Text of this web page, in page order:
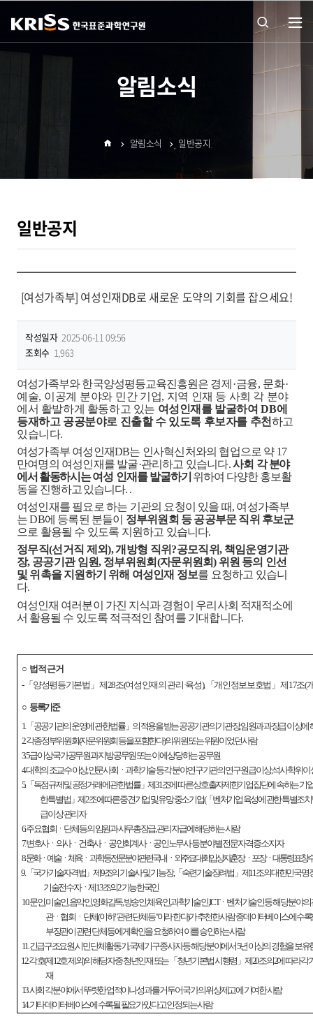
열기
알림소식
일반공지
알림소식 일반공지
[여성가족부] 여성인재DB로 새로운 도약의 기회를 잡으세요!
작성일자 2025-06-11 09:56
조회수 1,963
여성가족부와 한국양성평등교육진흥원은 경제 ·금융, 문화·
예술, 이공계 분야와 민간 기업, 지역 인재 등 사회 각 분야
에서 활발하게 활동하고 있는 여성인재를 발굴하여DB에
등재하고 공공분야로 진출할 수 있도록 후보자를 추천하고
있습니다.
여성가족부 여성인재DB는 인사혁신처와의 협업으로 약 17
만여명의 여성인재를 발굴·관리하고 있습니다.사회 각 분야
에서 활동하시는 여성 인재를 발굴하기 위하여 다양한 홍보활
동을 진행하고 있습니다. .
여성인재를 필요로 하는 기관의 요청이 있을 때, 여성가족부
는DB에 등록된 분들이 정부위원회 등 공공부문 직위 후보군
으로 활용될 수 있도록 지원하고 있습니다.
정무직(선거직 제외),개방형 직위 ?공모직위,책임운영기관
장, 공공기관 임원, 정부위원회 (자문위원회) 위원 등의 인선
및 위촉을 지원하기 위해 여성인재 정보를 요청하고 있습니
다.
여성인재 여러분이 가진 지식과 경험이 우리사회 적재적소에
서 활용될 수 있도록 적극적인 참여를 기대합니다.
○ 법적근거
- 「 양성평등기본법 」제 28조(여성인재의 관리 ·육성), 「개인정보보호법 」제 17조(
○ 등록기준
1.「 공공기관의 운영에 관한 법률」 의 적용을 받는 공공기관의 기관장,임원과 과장급 이상에
2.각종 정부위원회(자문위원회 등을 포함한다)의 위원 또는 위원이었던 사람
3. 5급 이상 국가공무원과 지방공무원 또는 이에 상당하는 공무원
4.대학의 조교수 이상,인문사회ㆍ과학기술 등 각 분야 연구기관의 연구원급 이상,석사 학위 이
5.「 독점규제 및 공정거래에 관한 법률」제31조에 따른 상호출자제한기업집단에 속하는 기
한 특별법」제2조에 따른 중견기업 및 유망 중소기업(「 벤처기업 육성에 관한 특별조
급 이상 관리자
6.주요 협회ㆍ단체 등의 임원과 사무총장급,관리자급에 해당하는 사람
7.변호사ㆍ의사ㆍ건축사ㆍ공인회계사ㆍ공인노무사 등 분야별 전문 자격증 소지자
8.문화ㆍ예술ㆍ체육ㆍ과학 등 전문분야 관련 국내ㆍ외 주요대회 입상자훈장ㆍ포장ㆍ대통령 표창
9.「국가기술자격법」제 9조의 기술사 및 기능장,「 숙련기술장려법」 제 11조의 대한민국명
기술전수자ㆍ제 13조의2기능한국인
10.문인,미술인,음악인,영화감독,방송인,체육인,과학기술인, ICTㆍ벤처기술인 등 해당 분야
관ㆍ협회ㆍ단체(이하"관련 단체 등"이라 한다)가 추천한 사람 중 데이터베이스에 수
부장관이 관련 단체 등에게 확인을 요청하여 이를 승인하는 사람
11.긴급구조요원,시민단체 활동가,국제기구 종사자 등 해당 분야에서5년 이상의 경험을 보유
12.각 호(제 12호 제외)의 해당자 중 청년인재 또는「 청년기본법 시행령 」 제 20조의2에 따라 각
재
13.사회 각 분야에서 뚜렷한 업적이나 성과를 거두어 국가의 위상제고에 기여한 사람
14.기타 데이터베이스에 수록될 필요가 있다고 인정되는 사람